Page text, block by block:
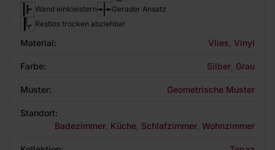
Wand einkleistern
Gerader Ansatz
Restlos trocken abziehbar
Material: Vlies Vinyl
Farbe: Silber Grau
Muster: Geometrische Muster
Standort:
Badezimmer Küche Schlafzimmer Wohnzimmer